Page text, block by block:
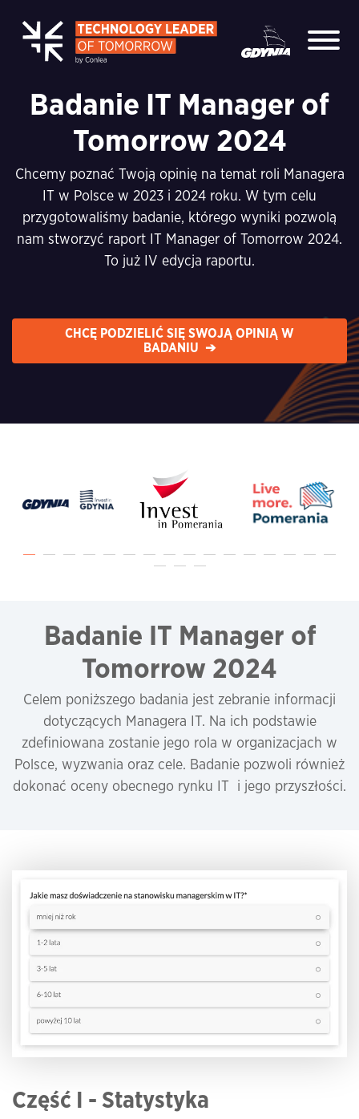
Badanie IT Manager of
Tomorrow 2024
Chcemy poznać Twoją opinię na temat roli Managera
IT w Polsce w 2023 i 2024 roku. W tym celu
przygotowaliśmy badanie, którego wyniki pozwolą
nam stworzyć raport IT Manager of Tomorrow 2024.
To już IV edycja raportu.
CHCĘ PODZIELIĆ SIĘ SWOJĄ OPINIĄ W
BADANIU ➔
Badanie IT Manager of
Tomorrow 2024
Celem poniższego badania jest zebranie informacji
dotyczących Managera IT. Na ich podstawie
zdefiniowana zostanie jego rola w organizacjach w
Polsce, wyzwania oraz cele. Badanie pozwoli również
dokonać oceny obecnego rynku IT i jego przyszłości.
Część I - Statystyka